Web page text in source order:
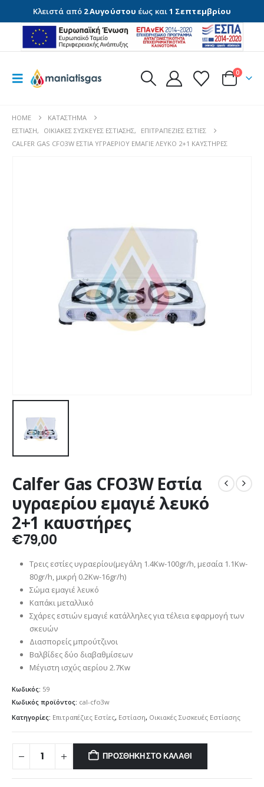
Κλειστά από 2 Αυγούστου έως και1 Σεπτεμβρίου
0
HOME
ΚΑΤΆΣΤΗΜΑ
ΕΣΤΊΑΣΗ, ΟΙΚΙΑΚΈΣ ΣΥΣΚΕΥΈΣ ΕΣΤΊΑΣΗΣ,
ΕΠΙΤΡΑΠΈΖΙΕΣ ΕΣΤΊΕΣ
CALFER GAS CFO3W ΕΣΤΊΑ ΥΓΡΑΕΡΊΟΥ ΕΜΑΓΙΈ ΛΕΥΚΌ 2+1 ΚΑΥΣΤΉΡΕΣ
Calfer Gas CFO3W Εστία
υγραερίου εμαγιέ λευκό
2+1 καυστήρες
€79,00
Τρεις εστίες υγραερίου(μεγάλη 1.4Kw-100gr/h, μεσαία 1.1Kw-
80gr/h, μικρή 0.2Kw-16gr/h)
Σώμα εμαγιέ λευκό
Καπάκι μεταλλικό
Σχάρες εστιών εμαγιέ κατάλληλες για τέλεια εφαρμογή των
σκευών
Διασπορείς μπρούτζινοι
Βαλβίδες δύο διαβαθμίσεων
Μέγιστη ισχύς αερίου 2.7Kw
Κωδικός: 59
Κωδικός προϊόντος: cal-cfo3w
Κατηγορίες: Επιτραπέζιες Εστίες, Εστίαση, Οικιακές Συσκευές Εστίασης
ΠΡΟΣΘΉΚΗ ΣΤΟ ΚΑΛΆΘΙ